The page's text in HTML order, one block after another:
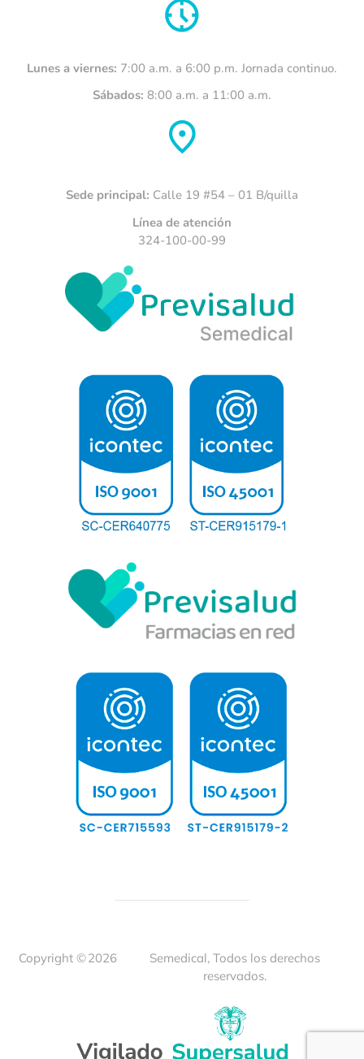
Lunes a viernes: 7:00 a.m. a 6:00 p.m. Jornada continuo.
Sábados: 8:00 a.m. a 11:00 a.m.
Sede principal: Calle 19 #54 – 01 B/quilla
Línea de atención
324-100-00-99
Copyright ©2026
Semedical, Todos los derechos
reservados.